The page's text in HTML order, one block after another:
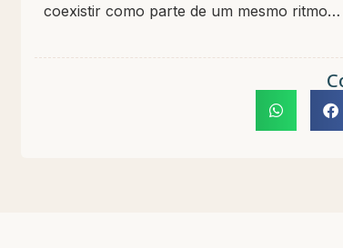
coexistir como parte de um mesmo